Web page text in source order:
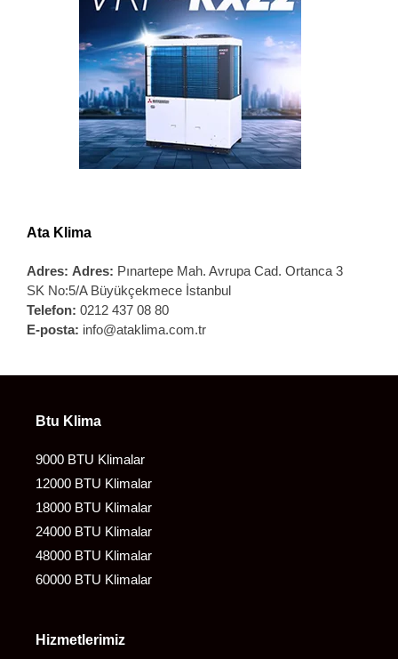
Ata Klima
Adres: Adres: Pınartepe Mah. Avrupa Cad. Ortanca 3
SK No:5/A Büyükçekmece İstanbul
Telefon: 0212 437 08 80
E-posta: info@ataklima.com.tr
Btu Klima
9000 BTU Klimalar
12000 BTU Klimalar
18000 BTU Klimalar
24000 BTU Klimalar
48000 BTU Klimalar
60000 BTU Klimalar
Hizmetlerimiz